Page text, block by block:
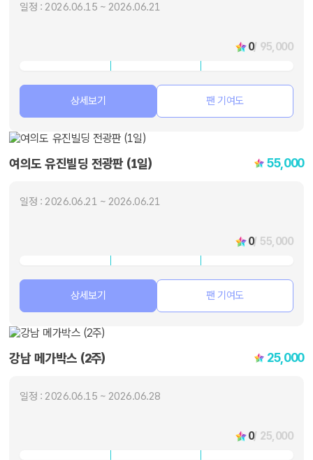
일정 : 2026.06.15 ~ 2026.06.21
0/ 95,000
상세보기 팬 기여도
여의도 유진빌딩 전광판 (1일) 55,000
일정 : 2026.06.21 ~ 2026.06.21
0/ 55,000
상세보기 팬 기여도
강남 메가박스 (2주) 25,000
일정 : 2026.06.15 ~ 2026.06.28
0/ 25,000